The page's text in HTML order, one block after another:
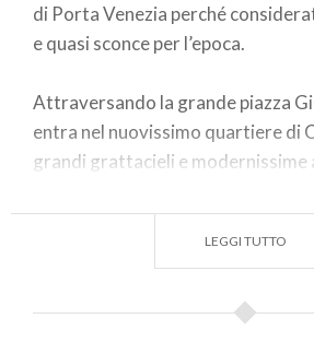
di Porta Venezia perché
e quasi sconce per l’epoca.
Attraversando la grande piazza
entra nel nuovissimo quartiere di
grandi grattacieli e
Attraversando il parco, che sorge
ingressi, la Porta Domodossola,
LEGGI TUTTO